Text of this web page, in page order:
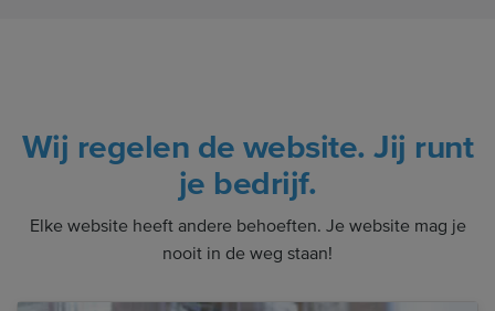
Wij regelen de website. Jij runt
je bedrijf.
Elke website heeft andere behoeften. Je website mag je
nooit in de weg staan!